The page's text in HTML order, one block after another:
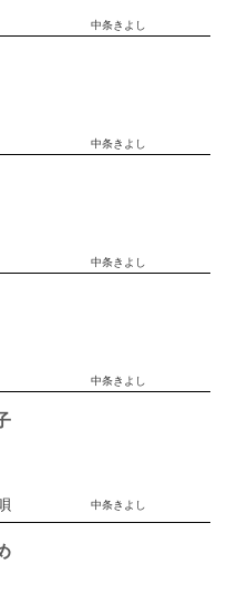
中条きよし
中条きよし
中条きよし
中条きよし
中条きよし